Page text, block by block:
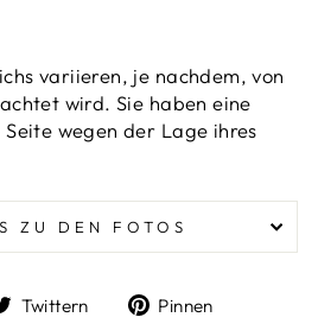
variieren, je nachdem, von
wird. Sie haben eine
wegen der Lage ihres
ZU DEN FOTOS
Twittern
Auf
Pinnen